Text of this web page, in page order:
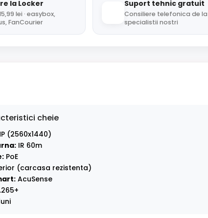
la Locker
lei · easybox,
FanCourier
Suport tehnic gratuit
Consiliere telefonica de la
specialistii nostri
cheie
(2560x1440)
IR 60m
PoE
(carcasa rezistenta)
AcuSense